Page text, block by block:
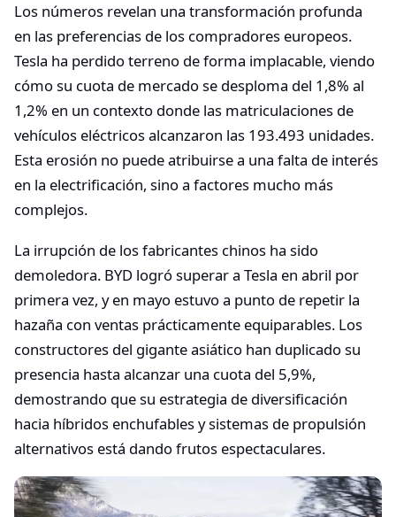
Los números revelan una transformación profunda
en las preferencias de los compradores europeos.
Tesla ha perdido terreno de forma implacable, viendo
cómo su cuota de mercado se desploma del 1,8% al
1,2% en un contexto donde las matriculaciones de
vehículos eléctricos alcanzaron las 193.493 unidades.
Esta erosión no puede atribuirse a una falta de interés
en la electrificación, sino a factores mucho más
complejos.
La irrupción de los fabricantes chinos ha sido
demoledora. BYD logró superar a Tesla en abril por
primera vez, y en mayo estuvo a punto de repetir la
hazaña con ventas prácticamente equiparables. Los
constructores del gigante asiático han duplicado su
presencia hasta alcanzar una cuota del 5,9%,
demostrando que su estrategia de diversificación
hacia híbridos enchufables y sistemas de propulsión
alternativos está dando frutos espectaculares.